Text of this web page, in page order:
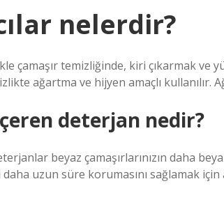
nelerdir?
çamaşır temizliğinde, kiri çıkarmak ve
ağartma ve hijyen amaçlı kullanılır.
deterjan nedir?
beyaz çamaşırlarınızın daha
uzun süre korumasını sağlamak için